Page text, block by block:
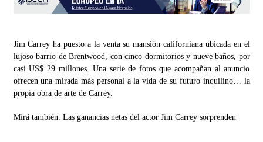
Jim Carrey ha puesto a la venta su mansión californiana ubicada en el
lujoso barrio de Brentwood, con cinco dormitorios y nueve baños, por
casi US$ 29 millones. Una serie de fotos que acompañan al anuncio
ofrecen una mirada más personal a la vida de su futuro inquilino… la
propia obra de arte de Carrey.
Mirá también: Las ganancias netas del actor Jim Carrey sorprenden